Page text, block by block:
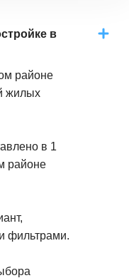
в
районе
жилых
в 1
районе
фильтрами.